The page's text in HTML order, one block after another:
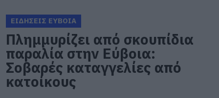
ΕΙΔΗΣΕΙΣ ΕΥΒΟΙΑ
Πλημμυρίζει από σκουπίδια
παραλία στην Εύβοια:
Σοβαρές καταγγελίες από
κατοίκους